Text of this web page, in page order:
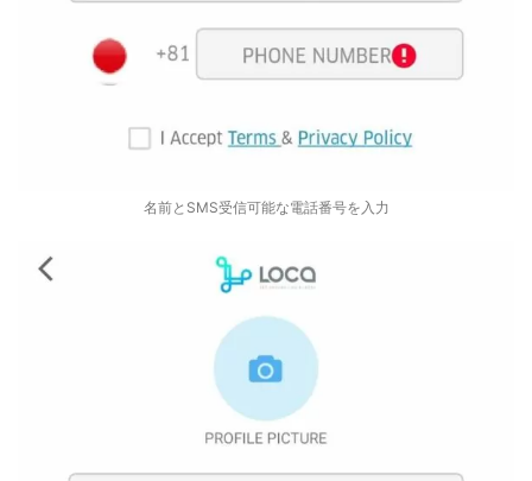
名前とSMS受信可能な電話番号を入力